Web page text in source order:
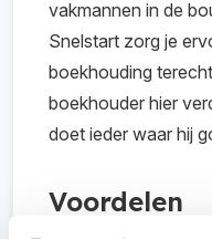
vakmannen in de
Snelstart zorg je
boekhouding
boekhouder hier
doet ieder waar hij
Voordelen